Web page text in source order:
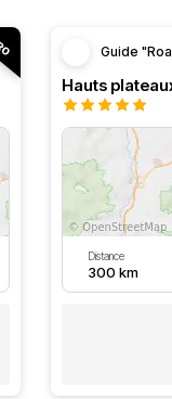
Guide
Hauts
Distance
300 km